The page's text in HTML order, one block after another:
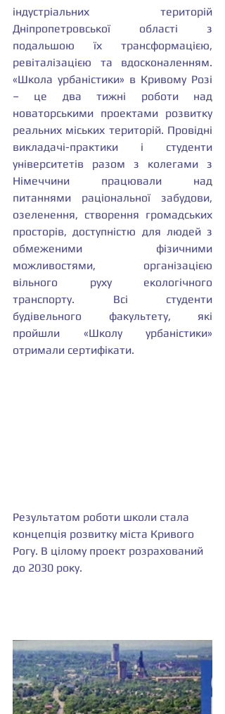
індустріальних територій
Дніпропетровської області з
подальшою їх трансформацією,
ревіталізацією та вдосконаленням.
«Школа урбаністики» в Кривому Розі
– це два тижні роботи над
новаторськими проектами розвитку
реальних міських територій. Провідні
викладачі-практики і студенти
університетів разом з колегами з
Німеччини працювали над
питаннями раціональної забудови,
озеленення, створення громадських
просторів, доступністю для людей з
обмеженими фізичними
можливостями, організацією
вільного руху екологічного
транспорту. Всі студенти
будівельного факультету, які
пройшли «Школу урбаністики»
отримали сертифікати.
Результатом роботи школи стала
концепція розвитку міста Кривого
Рогу. В цілому проект розрахований
до 2030 року.